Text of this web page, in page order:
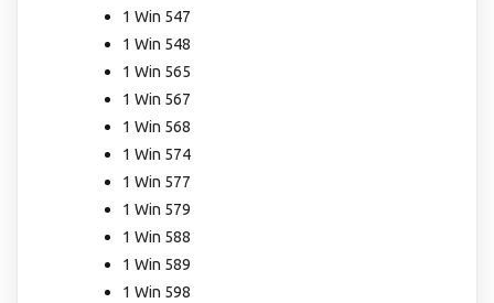
1 Win 547
1 Win 548
1 Win 565
1 Win 567
1 Win 568
1 Win 574
1 Win 577
1 Win 579
1 Win 588
1 Win 589
1 Win 598